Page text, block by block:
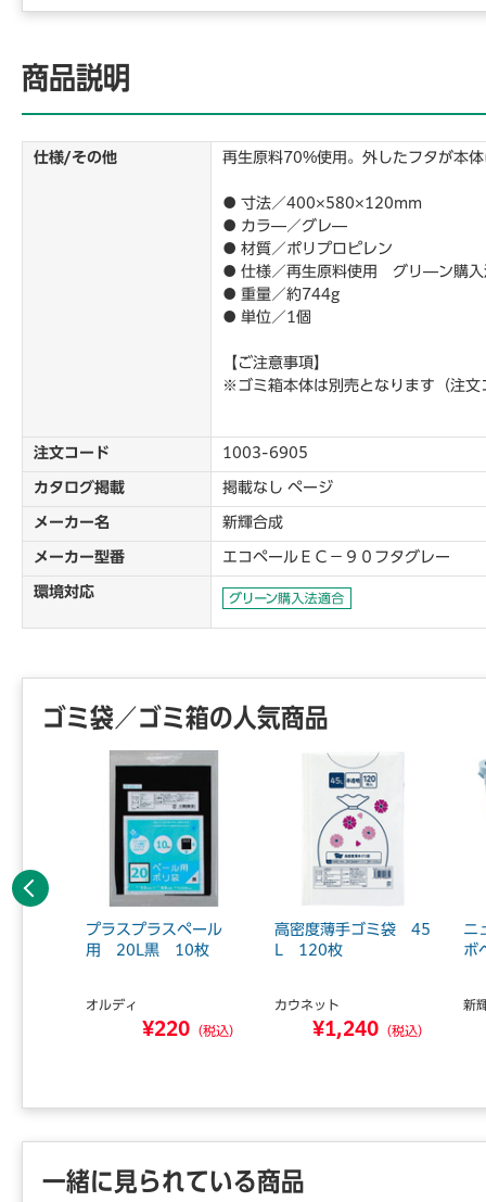
商品説明
仕様/その他 再生原料70%使用。外したフタが本
● 寸法／400×580×120mm
● カラ―／グレ―
● 材質／ポリプロピレン
● 仕様／再生原料使用 グリ―ン購入
● 重量／約744g
● 単位／1個
【ご注意事項】
※ゴミ箱本体は別売となります（注
注文コード 1003-6905
カタログ掲載 掲載なし ページ
メーカー名 新輝合成
メーカー型番 エコペールＥＣ－９０フタグレー
環境対応
ゴミ袋／ゴミ箱の人気商品
プラスプラスペール
用 20L黒 10枚
オルディ
¥220 （税込）
高密度薄手ゴミ袋 45
L 120枚
カウネット
¥1,240 （税込）
ニ
ボ
新
前へ
一緒に見られている商品